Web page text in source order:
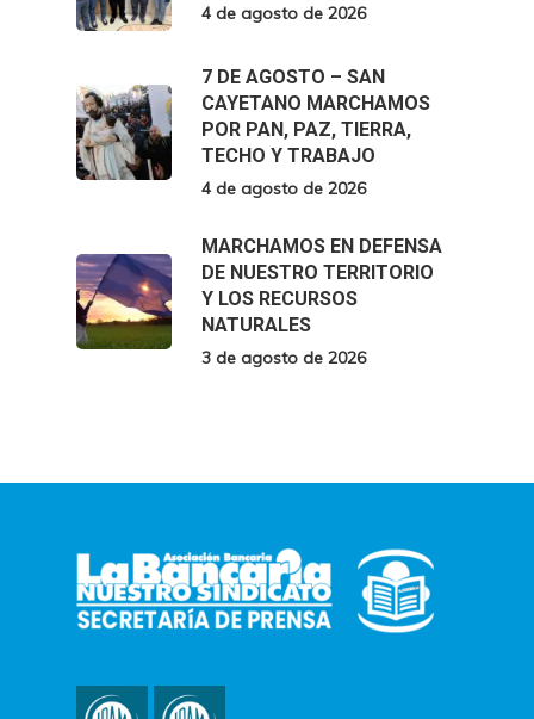
4 de agosto de 2026
7 DE AGOSTO – SAN
CAYETANO MARCHAMOS
POR PAN, PAZ, TIERRA,
TECHO Y TRABAJO
4 de agosto de 2026
MARCHAMOS EN DEFENSA
DE NUESTRO TERRITORIO
Y LOS RECURSOS
NATURALES
3 de agosto de 2026